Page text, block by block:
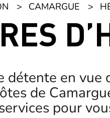
CAMARGUE
détente en vue
de
pour